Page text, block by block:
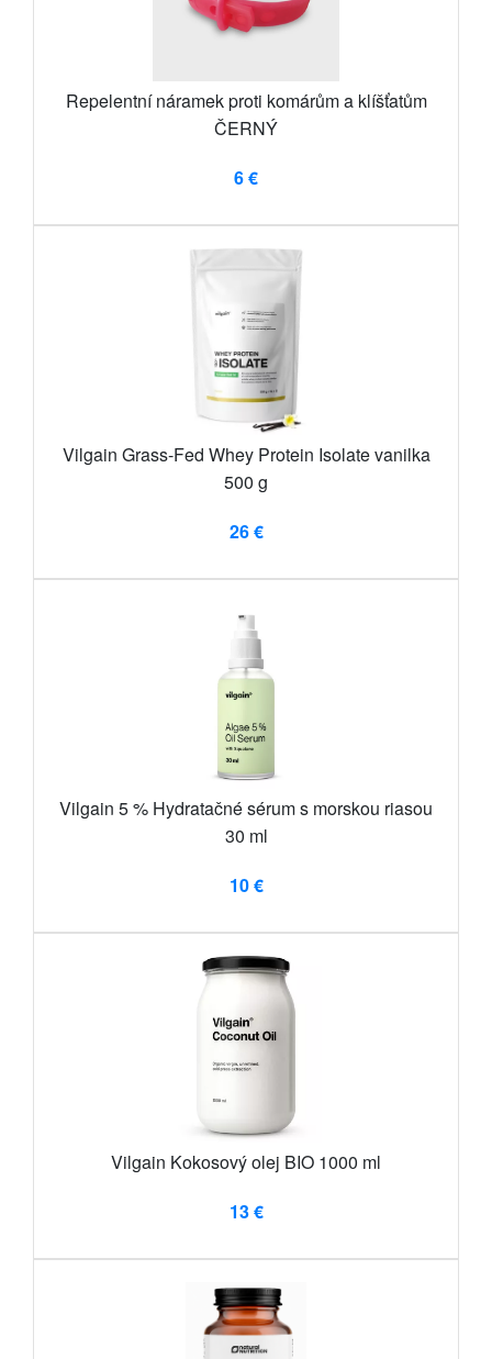
Repelentní náramek proti komárům a klíšťatům
ČERNÝ
6 €
Vilgain Grass-Fed Whey Protein Isolate vanilka
500 g
26 €
Vilgain 5 % Hydratačné sérum s morskou riasou
30 ml
10 €
Vilgain Kokosový olej BIO 1000 ml
13 €